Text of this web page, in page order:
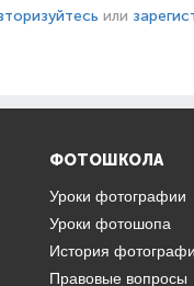
или
ФОТОШКОЛА
Уроки фотографии
Уроки фотошопа
История
Правовые вопросы